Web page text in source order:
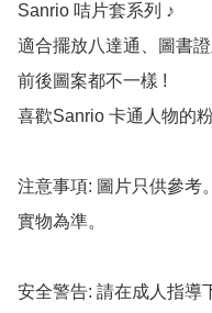
Sanrio 咭片套系列 ♪
適合擺放八達通、圖書證
前後圖案都不一樣 !
喜歡Sanrio 卡通人物的
注意事項: 圖片只供參考
實物為準。
安全警告: 請在成人指導